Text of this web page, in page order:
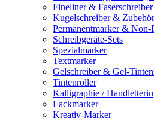
Fineliner & Faserschreiber
Kugelschreiber & Zubehör
Permanentmarker & Non-
Schreibgeräte-Sets
Spezialmarker
Textmarker
Gelschreiber & Gel-
Tintenroller
Kalligraphie /
Lackmarker
Kreativ-Marker